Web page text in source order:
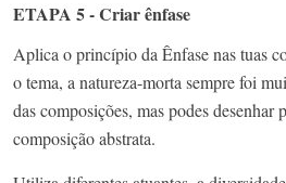
ETAPA 5 - Criar ênfase
Aplica o princípio da Ênfase nas tuas
o tema, a natureza-morta sempre foi
das composições, mas podes desenhar
composição abstrata.